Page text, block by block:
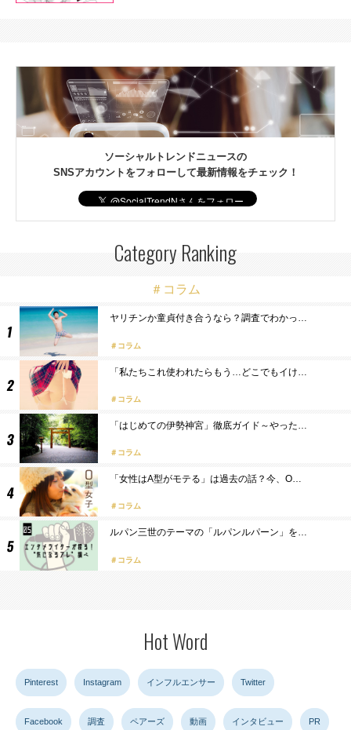
ソーシャルトレンドニュースの
SNSアカウントをフォローして最新情報をチェック！
Category Ranking
＃コラム
ヤリチンか童貞付き合うなら？調査でわかっ…
コラム
「私たちこれ使われたらもう…どこでもイけ…
コラム
「はじめての伊勢神宮」徹底ガイド～やった…
コラム
「女性はA型がモテる」は過去の話？今、O…
コラム
ルパン三世のテーマの「ルパンルパーン」を…
コラム
Hot Word
Pinterest Instagram インフルエンサー Twitter
Facebook 調査 ペアーズ 動画 インタビュー PR